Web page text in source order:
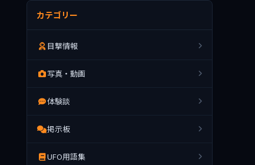
カテゴリー
目撃情報
写真・動画
体験談
掲示板
UFO用語集